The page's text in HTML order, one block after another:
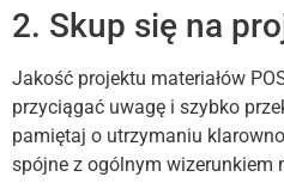
2. Skup się na
Jakość projektu materiałów
przyciągać uwagę i szybko
pamiętaj o utrzymaniu
spójne z ogólnym wizerunkiem